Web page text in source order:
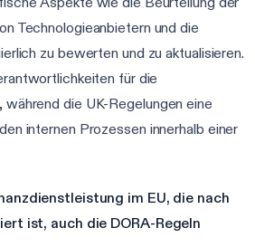
Technologieanbietern und die
zu bewerten und zu aktualisieren.
für die
die UK-Regelungen eine
internen Prozessen innerhalb einer
im EU, die nach
ist, auch die DORA-Regeln